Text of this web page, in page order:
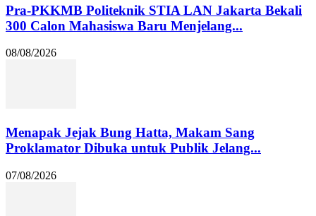
Pra-PKKMB Politeknik STIA LAN Jakarta Bekali
300 Calon Mahasiswa Baru Menjelang...
08/08/2026
Menapak Jejak Bung Hatta, Makam Sang
Proklamator Dibuka untuk Publik Jelang...
07/08/2026